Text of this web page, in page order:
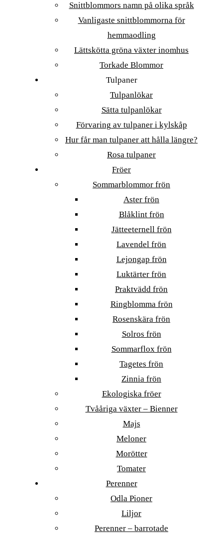
Snittblommors namn på olika språk
Vanligaste snittblommorna för
hemmaodling
Lättskötta gröna växter inomhus
Torkade Blommor
Tulpaner
Tulpanlökar
Sätta tulpanlökar
Förvaring av tulpaner i kylskåp
Hur får man tulpaner att hålla längre?
Rosa tulpaner
Fröer
Sommarblommor frön
Aster frön
Blåklint frön
Jätteeternell frön
Lavendel frön
Lejongap frön
Luktärter frön
Praktvädd frön
Ringblomma frön
Rosenskära frön
Solros frön
Sommarflox frön
Tagetes frön
Zinnia frön
Ekologiska fröer
Tvååriga växter – Bienner
Majs
Meloner
Morötter
Tomater
Perenner
Odla Pioner
Liljor
Perenner – barrotade